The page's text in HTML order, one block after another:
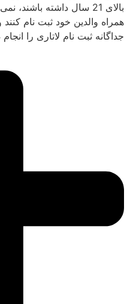
بالای 21 سال داشته
همراه والدین خود ثبت نام
جداگانه ثبت نام لاتاری را انجام